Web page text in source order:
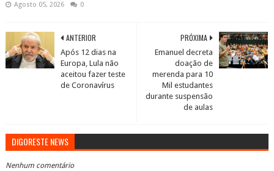
Agosto 05, 2026 0
PRÓXIMA
Emanuel decreta
doação de
merenda para 10
Mil estudantes
durante suspensão
de aulas
ANTERIOR
Após 12 dias na
Europa, Lula não
aceitou fazer teste
de Coronavírus
DIGORESTE NEWS
Nenhum comentário